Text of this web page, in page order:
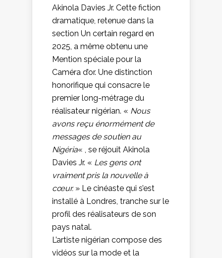
Akinola Davies Jr. Cette fiction
dramatique, retenue dans la
section Un certain regard en
2025, a même obtenu une
Mention spéciale pour la
Caméra d’or. Une distinction
honorifique qui consacre le
premier long-métrage du
réalisateur nigérian. « Nous
avons reçu énormément de
messages de soutien au
Nigéria« , se réjouit Akinola
Davies Jr. « Les gens ont
vraiment pris la nouvelle à
cœur.» Le cinéaste qui s’est
installé à Londres, tranche sur le
profil des réalisateurs de son
pays natal.
L’artiste nigérian compose des
vidéos sur la mode et la